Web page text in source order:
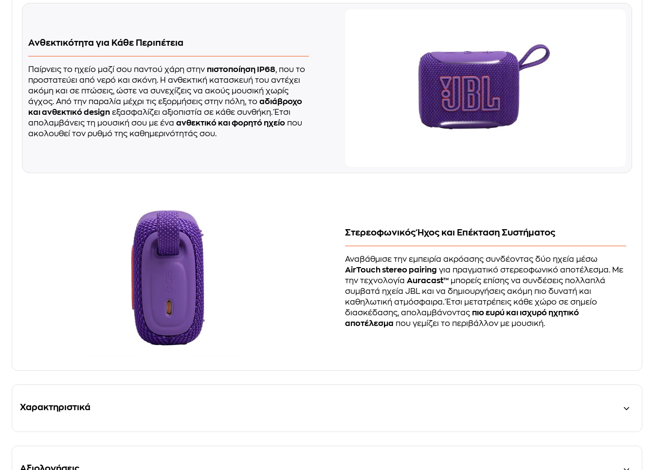
Ανθεκτικότητα για Κάθε Περιπέτεια
Παίρνεις το ηχείο μαζί σου παντού χάρη στην πιστοποίηση IP68, που το
προστατεύει από νερό και σκόνη. Η ανθεκτική κατασκευή του αντέχει
ακόμη και σε πτώσεις, ώστε να συνεχίζεις να ακούς μουσική χωρίς
άγχος. Από την παραλία μέχρι τις εξορμήσεις στην πόλη, το αδιάβροχο
και ανθεκτικό design εξασφαλίζει αξιοπιστία σε κάθε συνθήκη. Έτσι
απολαμβάνεις τη μουσική σου με ένα ανθεκτικό και φορητό ηχείο που
ακολουθεί τον ρυθμό της καθημερινότητάς σου.
Στερεοφωνικός Ήχος και Επέκταση Συστήματος
Αναβάθμισε την εμπειρία ακρόασης συνδέοντας δύο ηχεία μέσω
AirTouch stereo pairing για πραγματικό στερεοφωνικό αποτέλεσμα. Με
την τεχνολογίαAuracast™ μπορείς επίσης να συνδέσεις πολλαπλά
συμβατά ηχεία JBL και να δημιουργήσεις ακόμη πιο δυνατή και
καθηλωτική ατμόσφαιρα. Έτσι μετατρέπεις κάθε χώρο σε σημείο
διασκέδασης, απολαμβάνοντας πιο ευρύ και ισχυρό ηχητικό
αποτέλεσμα που γεμίζει το περιβάλλον με μουσική.
Χαρακτηριστικά